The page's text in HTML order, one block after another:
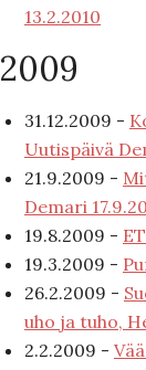
13.2.2010
2009
31.12.2009 -
Uutispäivä
21.9.2009 -
Demari
19.8.2009 -
19.3.2009 -
26.2.2009 -
uho ja tuho,
2.2.2009 -